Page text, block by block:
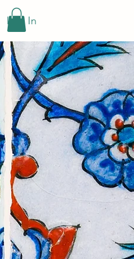
Log In